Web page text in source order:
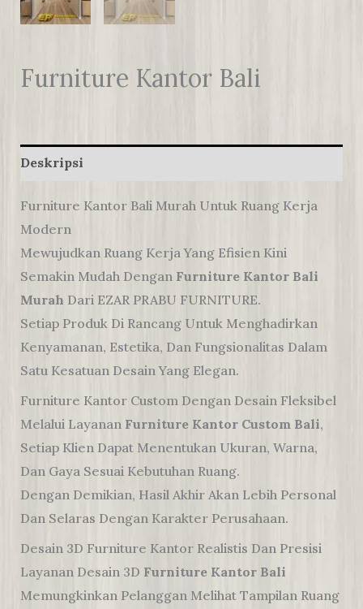
Furniture Kantor Bali
Deskripsi
Furniture Kantor Bali Murah Untuk Ruang Kerja
Modern
Mewujudkan Ruang Kerja Yang Efisien Kini
Semakin Mudah Dengan Furniture Kantor Bali
Murah Dari EZAR PRABU FURNITURE.
Setiap Produk Di Rancang Untuk Menghadirkan
Kenyamanan, Estetika, Dan Fungsionalitas Dalam
Satu Kesatuan Desain Yang Elegan.
Furniture Kantor Custom Dengan Desain Fleksibel
Melalui Layanan Furniture Kantor Custom Bali,
Setiap Klien Dapat Menentukan Ukuran, Warna,
Dan Gaya Sesuai Kebutuhan Ruang.
Dengan Demikian, Hasil Akhir Akan Lebih Personal
Dan Selaras Dengan Karakter Perusahaan.
Desain 3D Furniture Kantor Realistis Dan Presisi
Layanan Desain 3D Furniture Kantor Bali
Memungkinkan Pelanggan Melihat Tampilan Ruang